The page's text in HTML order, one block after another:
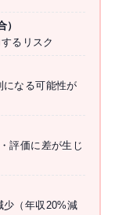
るリスク
になる可能性が
評価に差が生じ
少（年収20%減